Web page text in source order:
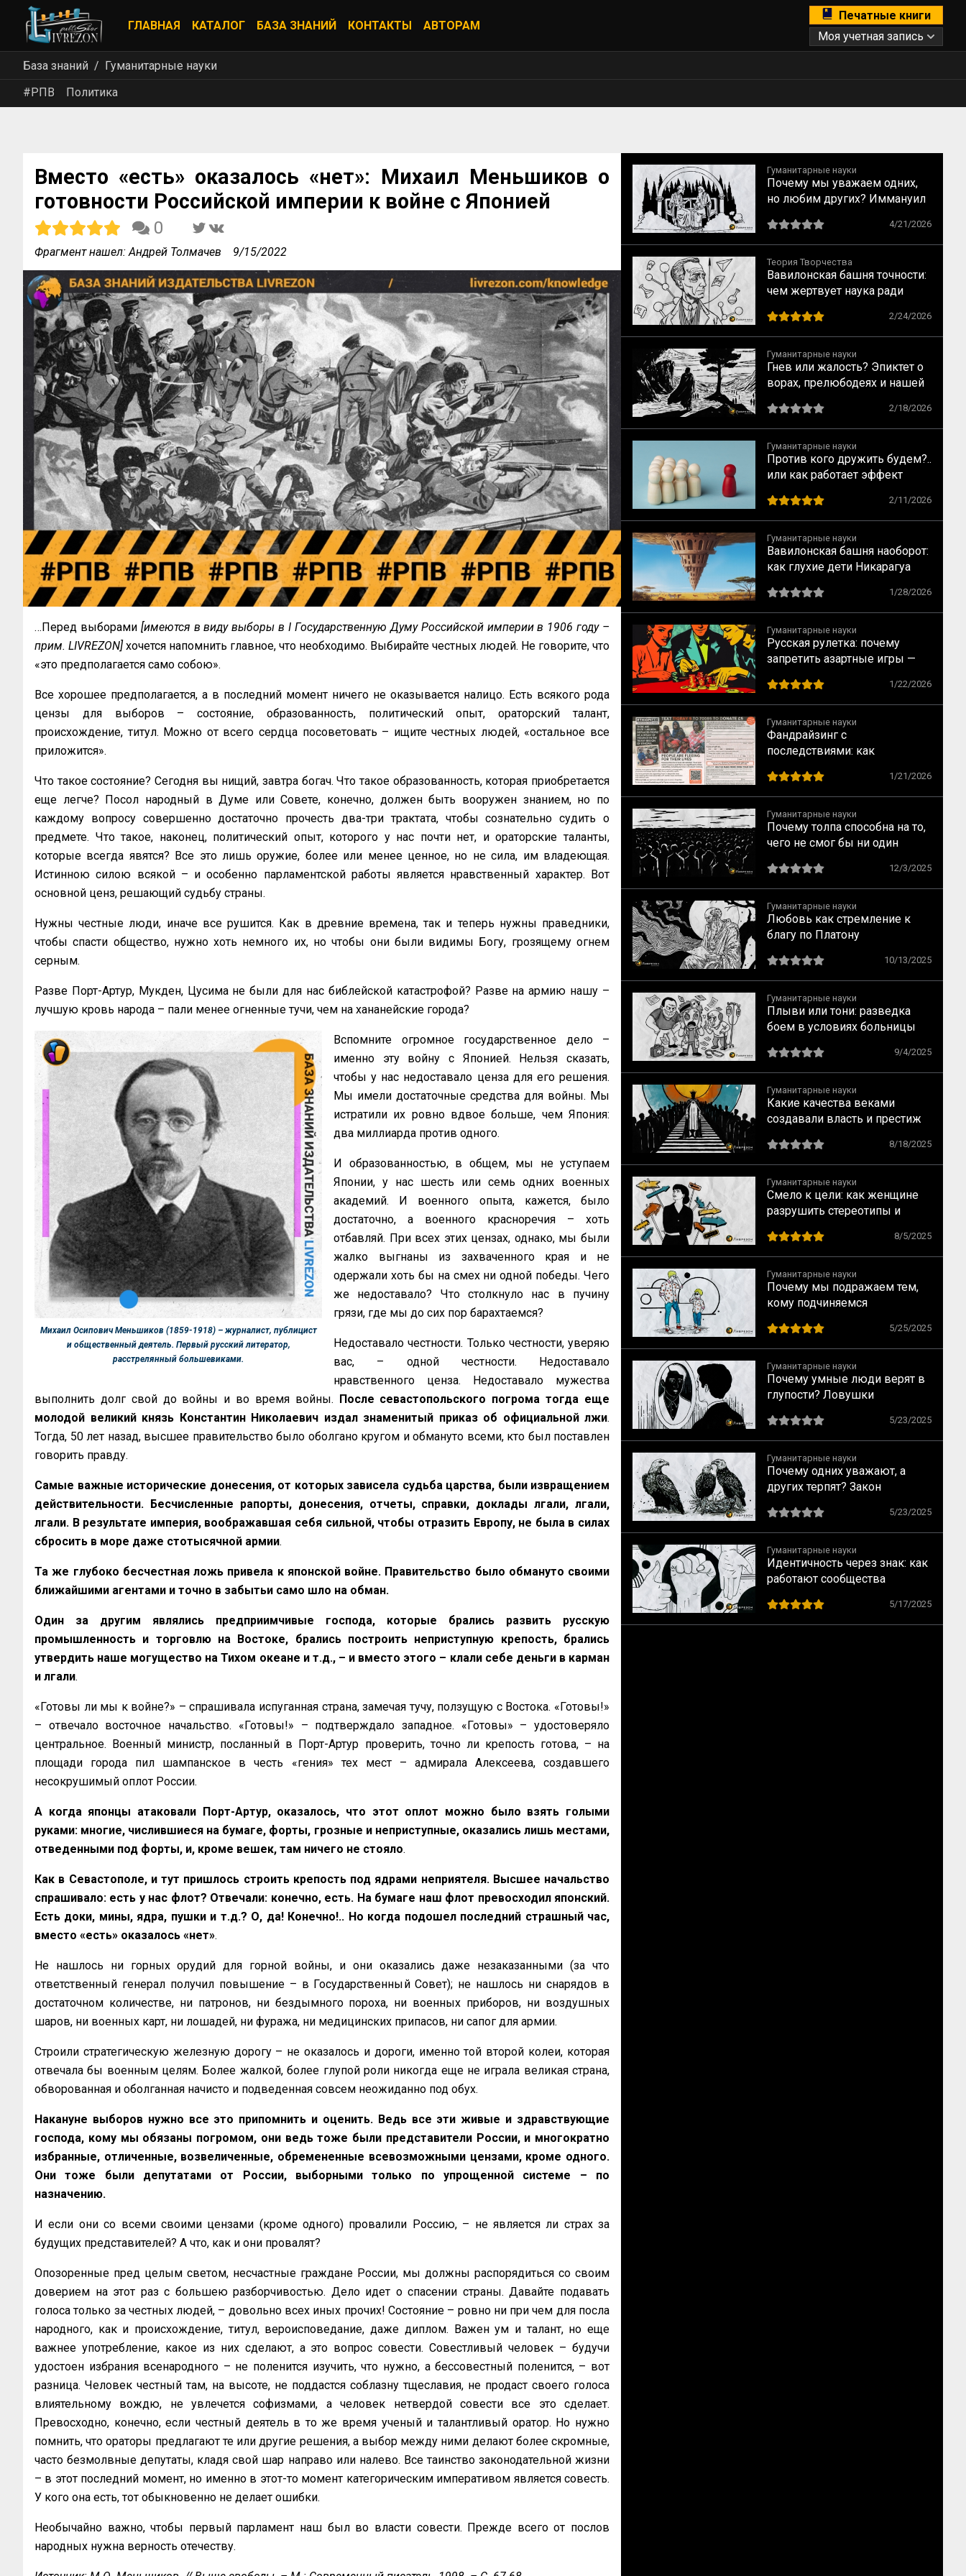
ГЛАВНАЯ КАТАЛОГ БАЗА ЗНАНИЙ КОНТАКТЫ АВТОРАМ
Печатные книги
Моя учетная запись
База знаний
Гуманитарные науки
#РПВ
Политика
Вместо «есть» оказалось «нет»: Михаил Меньшиков о
готовности Российской империи к войне с Японией
0
Фрагмент нашел: Андрей Толмачев 9/15/2022
…Перед выборами [имеются в виду выборы в I Государственную Думу Российской империи в 1906 году –
прим. LIVREZON] хочется напомнить главное, что необходимо. Выбирайте честных людей. Не говорите, что
«это предполагается само собою».
Все хорошее предполагается, а в последний момент ничего не оказывается налицо. Есть всякого рода
цензы для выборов – состояние, образованность, политический опыт, ораторский талант,
происхождение, титул. Можно от всего сердца посоветовать – ищите честных людей, «остальное все
приложится».
Что такое состояние? Сегодня вы нищий, завтра богач. Что такое образованность, которая приобретается
еще легче? Посол народный в Думе или Совете, конечно, должен быть вооружен знанием, но по
каждому вопросу совершенно достаточно прочесть два-три трактата, чтобы сознательно судить о
предмете. Что такое, наконец, политический опыт, которого у нас почти нет, и ораторские таланты,
которые всегда явятся? Все это лишь оружие, более или менее ценное, но не сила, им владеющая.
Истинною силою всякой – и особенно парламентской работы является нравственный характер. Вот
основной ценз, решающий судьбу страны.
Нужны честные люди, иначе все рушится. Как в древние времена, так и теперь нужны праведники,
чтобы спасти общество, нужно хоть немного их, но чтобы они были видимы Богу, грозящему огнем
серным.
Разве Порт-Артур, Мукден, Цусима не были для нас библейской катастрофой? Разве на армию нашу –
лучшую кровь народа – пали менее огненные тучи, чем на хананейские города?
Михаил Осипович Меньшиков (1859-1918) – журналист, публицист
и общественный деятель. Первый русский литератор,
расстрелянный большевиками.
Вспомните огромное государственное дело –
именно эту войну с Японией. Нельзя сказать,
чтобы у нас недоставало ценза для его решения.
Мы имели достаточные средства для войны. Мы
истратили их ровно вдвое больше, чем Япония:
два миллиарда против одного.
И образованностью, в общем, мы не уступаем
Японии, у нас шесть или семь одних военных
академий. И военного опыта, кажется, было
достаточно, а военного красноречия – хоть
отбавляй. При всех этих цензах, однако, мы были
жалко выгнаны из захваченного края и не
одержали хоть бы на смех ни одной победы. Чего
же недоставало? Что столкнуло нас в пучину
грязи, где мы до сих пор барахтаемся?
Недоставало честности. Только честности, уверяю
вас, – одной честности. Недоставало
нравственного ценза. Недоставало мужества
выполнить долг свой до войны и во время войны. После севастопольского погрома тогда еще
молодой великий князь Константин Николаевич издал знаменитый приказ об официальной лжи.
Тогда, 50 лет назад, высшее правительство было оболгано кругом и обмануто всеми, кто был поставлен
говорить правду.
Самые важные исторические донесения, от которых зависела судьба царства, были извращением
действительности. Бесчисленные рапорты, донесения, отчеты, справки, доклады лгали, лгали,
лгали. В результате империя, воображавшая себя сильной, чтобы отразить Европу, не была в силах
сбросить в море даже стотысячной армии.
Та же глубоко бесчестная ложь привела к японской войне. Правительство было обмануто своими
ближайшими агентами и точно в забытьи само шло на обман.
Один за другим являлись предприимчивые господа, которые брались развить русскую
промышленность и торговлю на Востоке, брались построить неприступную крепость, брались
утвердить наше могущество на Тихом океане и т.д., – и вместо этого – клали себе деньги в карман
и лгали.
«Готовы ли мы к войне?» – спрашивала испуганная страна, замечая тучу, ползущую с Востока. «Готовы!»
– отвечало восточное начальство. «Готовы!» – подтверждало западное. «Готовы» – удостоверяло
центральное. Военный министр, посланный в Порт-Артур проверить, точно ли крепость готова, – на
площади города пил шампанское в честь «гения» тех мест – адмирала Алексеева, создавшего
несокрушимый оплот России.
А когда японцы атаковали Порт-Артур, оказалось, что этот оплот можно было взять голыми
руками: многие, числившиеся на бумаге, форты, грозные и неприступные, оказались лишь местами,
отведенными под форты, и, кроме вешек, там ничего не стояло.
Как в Севастополе, и тут пришлось строить крепость под ядрами неприятеля. Высшее начальство
спрашивало: есть у нас флот? Отвечали: конечно, есть. На бумаге наш флот превосходил японский.
Есть доки, мины, ядра, пушки и т.д.? О, да! Конечно!.. Но когда подошел последний страшный час,
вместо «есть» оказалось «нет».
Не нашлось ни горных орудий для горной войны, и они оказались даже незаказанными (за что
ответственный генерал получил повышение – в Государственный Совет); не нашлось ни снарядов в
достаточном количестве, ни патронов, ни бездымного пороха, ни военных приборов, ни воздушных
шаров, ни военных карт, ни лошадей, ни фуража, ни медицинских припасов, ни сапог для армии.
Строили стратегическую железную дорогу – не оказалось и дороги, именно той второй колеи, которая
отвечала бы военным целям. Более жалкой, более глупой роли никогда еще не играла великая страна,
обворованная и оболганная начисто и подведенная совсем неожиданно под обух.
Накануне выборов нужно все это припомнить и оценить. Ведь все эти живые и здравствующие
господа, кому мы обязаны погромом, они ведь тоже были представители России, и многократно
избранные, отличенные, возвеличенные, обремененные всевозможными цензами, кроме одного.
Они тоже были депутатами от России, выборными только по упрощенной системе – по
назначению.
И если они со всеми своими цензами (кроме одного) провалили Россию, – не является ли страх за
будущих представителей? А что, как и они провалят?
Опозоренные пред целым светом, несчастные граждане России, мы должны распорядиться со своим
доверием на этот раз с большею разборчивостью. Дело идет о спасении страны. Давайте подавать
голоса только за честных людей, – довольно всех иных прочих! Состояние – ровно ни при чем для посла
народного, как и происхождение, титул, вероисповедание, даже диплом. Важен ум и талант, но еще
важнее употребление, какое из них сделают, а это вопрос совести. Совестливый человек – будучи
удостоен избрания всенародного – не поленится изучить, что нужно, а бессовестный поленится, – вот
разница. Человек честный там, на высоте, не поддастся соблазну тщеславия, не продаст своего голоса
влиятельному вождю, не увлечется софизмами, а человек нетвердой совести все это сделает.
Превосходно, конечно, если честный деятель в то же время ученый и талантливый оратор. Но нужно
помнить, что ораторы предлагают те или другие решения, а выбор между ними делают более скромные,
часто безмолвные депутаты, кладя свой шар направо или налево. Все таинство законодательной жизни
– в этот последний момент, но именно в этот-то момент категорическим императивом является совесть.
У кого она есть, тот обыкновенно не делает ошибки.
Необычайно важно, чтобы первый парламент наш был во власти совести. Прежде всего от послов
народных нужна верность отечеству.
Гуманитарные науки
Почему мы уважаем одних,
но любим других? Иммануил
возвышенного и прекрасного
4/21/2026
Теория Творчества
Вавилонская башня точности:
чем жертвует наука ради
2/24/2026
Гуманитарные науки
Гнев или жалость? Эпиктет о
ворах, прелюбодеях и нашей
2/18/2026
Гуманитарные науки
Против кого дружить будем?..
или как работает эффект
2/11/2026
Гуманитарные науки
Вавилонская башня наоборот:
как глухие дети Никарагуа
было (и как на их примере
создаются субкультуры)
1/28/2026
Гуманитарные науки
Русская рулетка: почему
запретить азартные игры —
понедельники
1/22/2026
Гуманитарные науки
Фандрайзинг с
последствиями: как
тех, кому помогает
1/21/2026
Гуманитарные науки
Почему толпа способна на то,
чего не смог бы ни один
механизмы по Лебону
12/3/2025
Гуманитарные науки
Любовь как стремление к
благу по Платону
10/13/2025
Гуманитарные науки
Плыви или тони: разведка
боем в условиях больницы
9/4/2025
Гуманитарные науки
Какие качества веками
создавали власть и престиж
8/18/2025
Гуманитарные науки
Смело к цели: как женщине
разрушить стереотипы и
профессию, не уповая на
мечты
8/5/2025
Гуманитарные науки
Почему мы подражаем тем,
кому подчиняемся
5/25/2025
Гуманитарные науки
Почему умные люди верят в
глупости? Ловушки
предупреждал Милль
5/23/2025
Гуманитарные науки
Почему одних уважают, а
других терпят? Закон
Спенсеру
5/23/2025
Гуманитарные науки
Идентичность через знак: как
работают сообщества
5/17/2025